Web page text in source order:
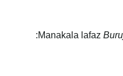
Manakala lafaz